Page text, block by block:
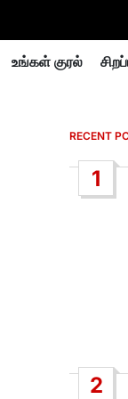
உங்கள் குரல்
RECENT
1
2